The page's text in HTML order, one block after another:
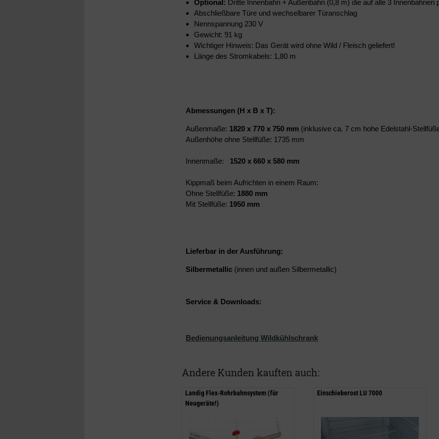
Optional: Dritte Innenbahn + Außenbahn (0,8 m) die auf alle 3 Innenbahnen
Abschließbare Türe und wechselbarer Türanschlag
Nennspannung 230 V
Gewicht: 91 kg
Wichtiger Hinweis: Das Gerät wird ohne Wild / Fleisch geliefert!
Länge des Stromkabels: 1,80 m
Abmessungen (H x B x T):
Außenmaße: 1820 x 770 x 750 mm (inklusive ca. 7 cm hohe Edelstahl-
Außenhöhe ohne Stellfüße: 1735 mm
Innenmaße: 1520 x 660 x 580 mm
Kippmaß beim Aufrichten in einem Raum:
Ohne Stellfüße: 1880 mm
Mit Stellfüße: 1950 mm
Lieferbar in der Ausführung:
Silbermetallic (innen und außen Silbermetallic)
Service & Downloads:
Bedienungsanleitung Wildkühlschrank
Andere Kunden kauften auch:
Landig Flex-Rohrbahnsystem (für
Neugeräte!)
Einschieberost LU 7000